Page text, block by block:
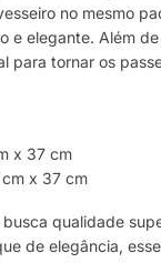
no mesmo
e elegante. Além
para tornar os
x 37 cm
x 37 cm
qualidade
de elegância,